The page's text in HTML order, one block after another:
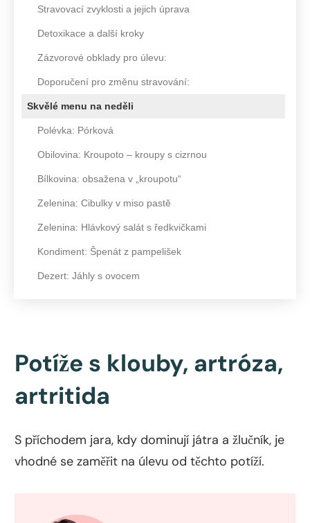
Stravovací zvyklosti a jejich úprava
Detoxikace a další kroky
Zázvorové obklady pro úlevu:
Doporučení pro změnu stravování:
Skvělé menu na neděli
Polévka: Pórková
Obilovina: Kroupoto – kroupy s cizrnou
Bílkovina: obsažena v „kroupotu“
Zelenina: Cibulky v miso pastě
Zelenina: Hlávkový salát s ředkvičkami
Kondiment: Špenát z pampelišek
Dezert: Jáhly s ovocem
Potíže s klouby, artróza,
artritida
S příchodem jara, kdy dominují játra a žlučník, je
vhodné se zaměřit na úlevu od těchto potíží.